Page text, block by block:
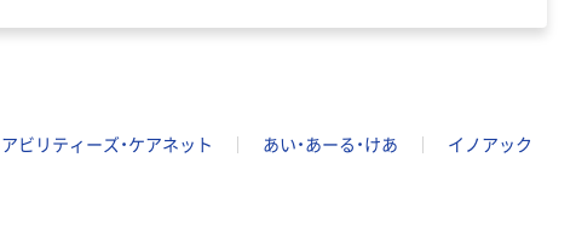
アビリティーズ・ケアネット あい・あーる・けあ
イノアック